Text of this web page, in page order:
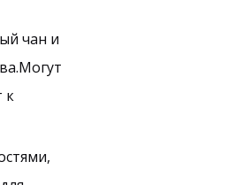
чан и
к